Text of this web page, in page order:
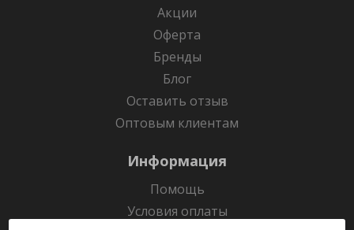
Акции
Оферта
Бренды
Блог
Оставить отзыв
Оптовым клиентам
Информация
Помощь
Условия оплаты